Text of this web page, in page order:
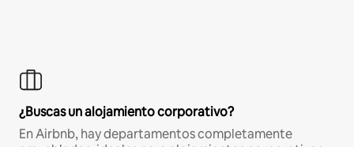
¿Buscas un alojamiento corporativo?
En Airbnb, hay departamentos completamente